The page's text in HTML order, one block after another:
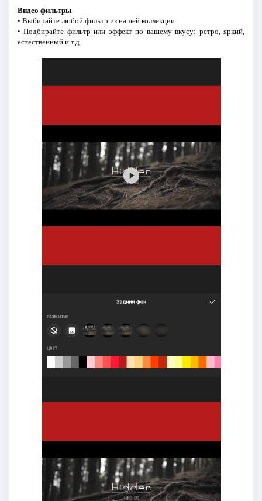
Видео фильтры
• Выбирайте любой фильтр из нашей коллекции
• Подбирайте фильтр или эффект по вашему вкусу: ретро, яркий,
естественный и т.д.